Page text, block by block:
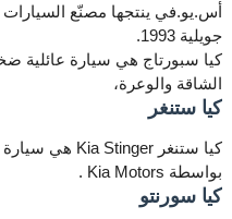
أس.يو.في ينتجها مصنّع السيارات
جويلية 1993.
كيا سبورتاج هي سيارة عائلية
الشاقة والوعرة،
كيا ستنغر
بواسطة Kia Motors .
كيا سورنتو